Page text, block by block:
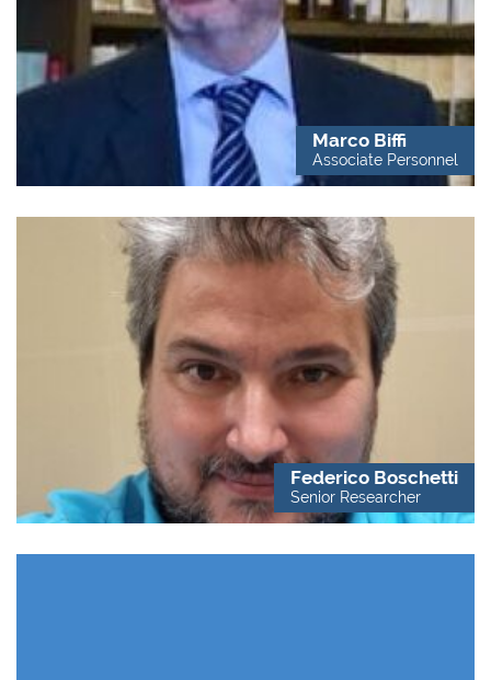
Marco Biffi
Associate Personnel
Federico Boschetti
Senior Researcher